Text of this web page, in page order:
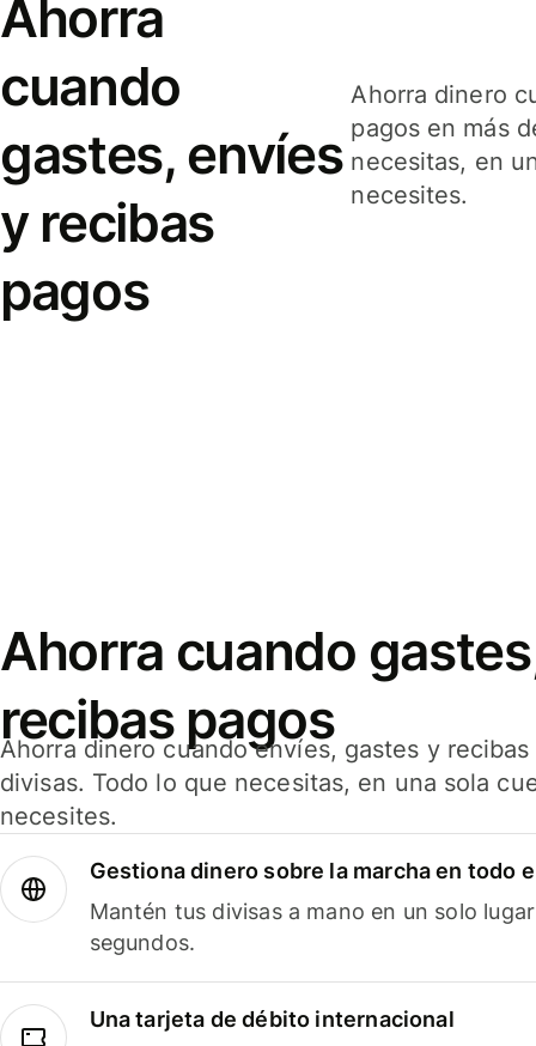
Ahorra
cuando
gastes, envíes
y recibas
pagos
Ahorra dinero
pagos en más
necesitas, en
necesites.
Ahorra cuando
recibas pagos
Ahorra dinero cuando envíes, gastes y
divisas. Todo lo que necesitas, en una sola
necesites.
Gestiona dinero sobre la marcha en todo
Mantén tus divisas a mano en un solo
segundos.
Una tarjeta de débito internacional